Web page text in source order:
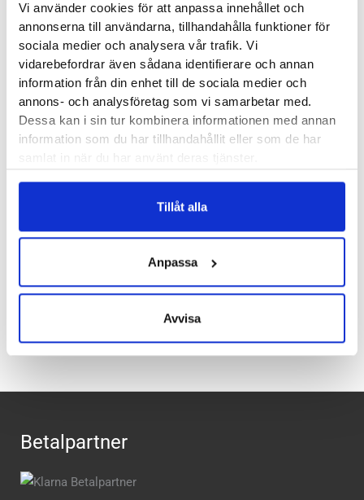
Vi använder cookies för att anpassa innehållet och
annonserna till användarna, tillhandahålla funktioner för
sociala medier och analysera vår trafik. Vi
vidarebefordrar även sådana identifierare och annan
information från din enhet till de sociala medier och
annons- och analysföretag som vi samarbetar med.
Dessa kan i sin tur kombinera informationen med annan
information som du har tillhandahållit eller som de har
samlat in när du har använt deras tjänster.
Tillåt alla
Anpassa
Avvisa
rekommendera till många olika löpare med normalt breda
fötter. Ett tryggt val för dig som gillar en stadig och fast
Läst:Normal
Fotvalv:Normala
Stabilitet:Pronation
Häl-tå dropp:8 mm
Betalpartner